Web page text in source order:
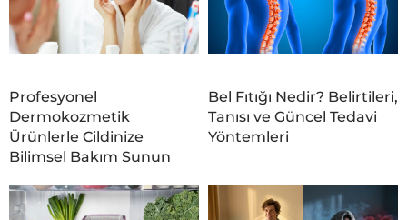
Profesyonel
Dermokozmetik
Ürünlerle Cildinize
Bilimsel Bakım Sunun
Bel Fıtığı Nedir? Belirtileri,
Tanısı ve Güncel Tedavi
Yöntemleri